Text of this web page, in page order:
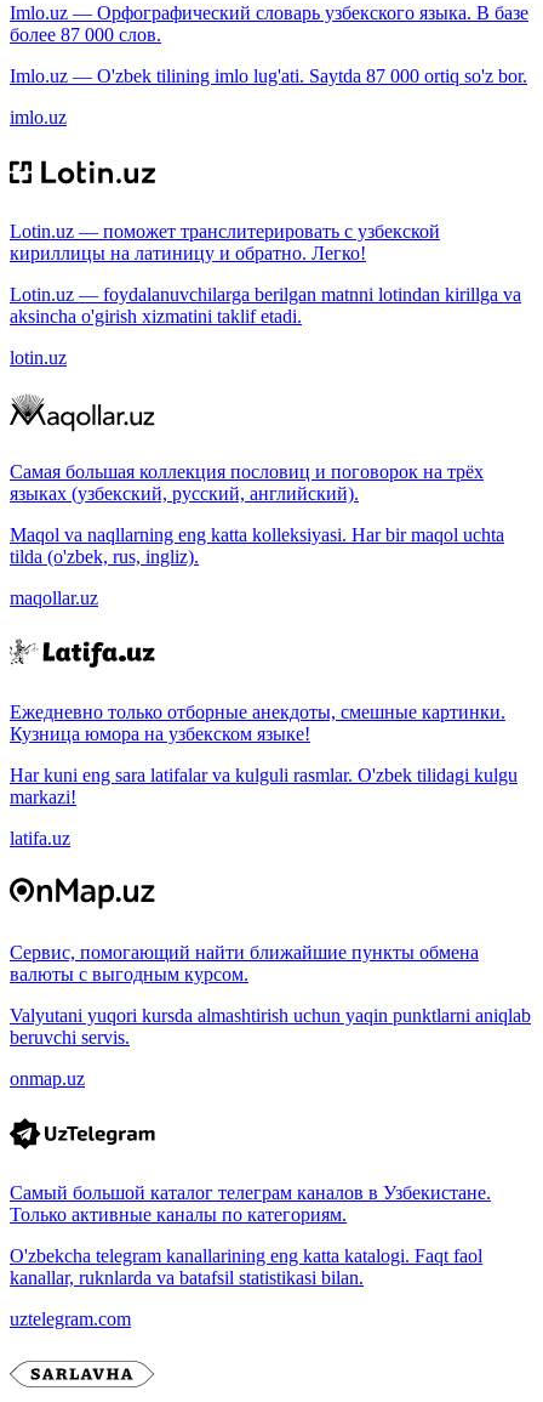
Imlo.uz — Орфографический словарь узбекского языка. В базе
более 87 000 слов.
Imlo.uz — O'zbek tilining imlo lug'ati. Saytda 87 000 ortiq so'z bor.
imlo.uz
Lotin.uz — поможет транслитерировать с узбекской
кириллицы на латиницу и обратно. Легко!
Lotin.uz — foydalanuvchilarga berilgan matnni lotindan kirillga va
aksincha o'girish xizmatini taklif etadi.
lotin.uz
Самая большая коллекция пословиц и поговорок на трёх
языках (узбекский, русский, английский).
Maqol va naqllarning eng katta kolleksiyasi. Har bir maqol uchta
tilda (o'zbek, rus, ingliz).
maqollar.uz
Ежедневно только отборные анекдоты, смешные картинки.
Кузница юмора на узбекском языке!
Har kuni eng sara latifalar va kulguli rasmlar. O'zbek tilidagi kulgu
markazi!
latifa.uz
Сервис, помогающий найти ближайшие пункты обмена
валюты с выгодным курсом.
Valyutani yuqori kursda almashtirish uchun yaqin punktlarni aniqlab
beruvchi servis.
onmap.uz
Самый большой каталог телеграм каналов в Узбекистане.
Только активные каналы по категориям.
O'zbekcha telegram kanallarining eng katta katalogi. Faqt faol
kanallar, ruknlarda va batafsil statistikasi bilan.
uztelegram.com